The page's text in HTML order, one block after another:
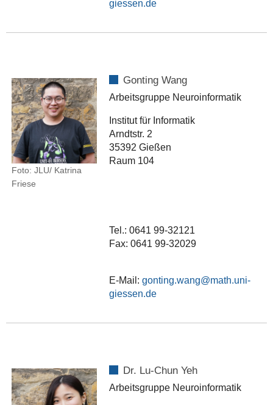
Foto: JLU/ Katrina
Friese
Gonting Wang
Arbeitsgruppe Neuroinformatik
Institut für Informatik
Arndtstr. 2
35392 Gießen
Raum 104
Tel.: 0641 99-32121
Fax: 0641 99-32029
E-Mail:gonting.wang
Dr. Lu-Chun Yeh
Arbeitsgruppe Neuroinformatik